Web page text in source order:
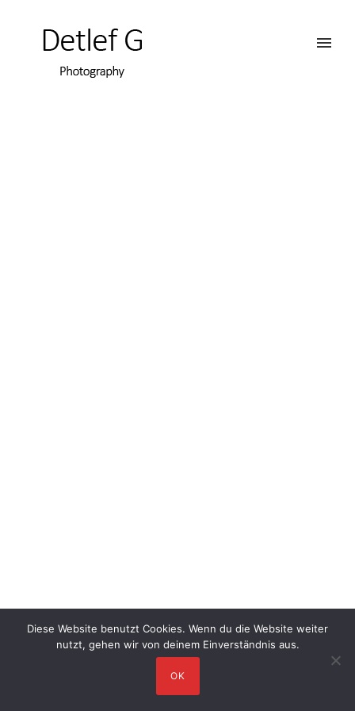
Diese Website benutzt Cookies. Wenn du die Website weiter
nutzt, gehen wir von deinem Einverständnis aus.
OK